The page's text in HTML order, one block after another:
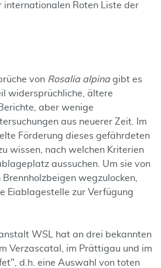
Roten Liste der
von Rosalia alpinagibt es
widersprüchliche, ältere
aber wenige
aus neuerer Zeit. Im
Förderung dieses gefährdeten
wissen, nach welchen Kriterien
aussuchen. Um sie von
wegzulocken,
Eiablagestelle zur Verfügung
WSL hat an drei bekannten
Verzascatal, im Prättigau und im
d.h. eine Auswahl von toten